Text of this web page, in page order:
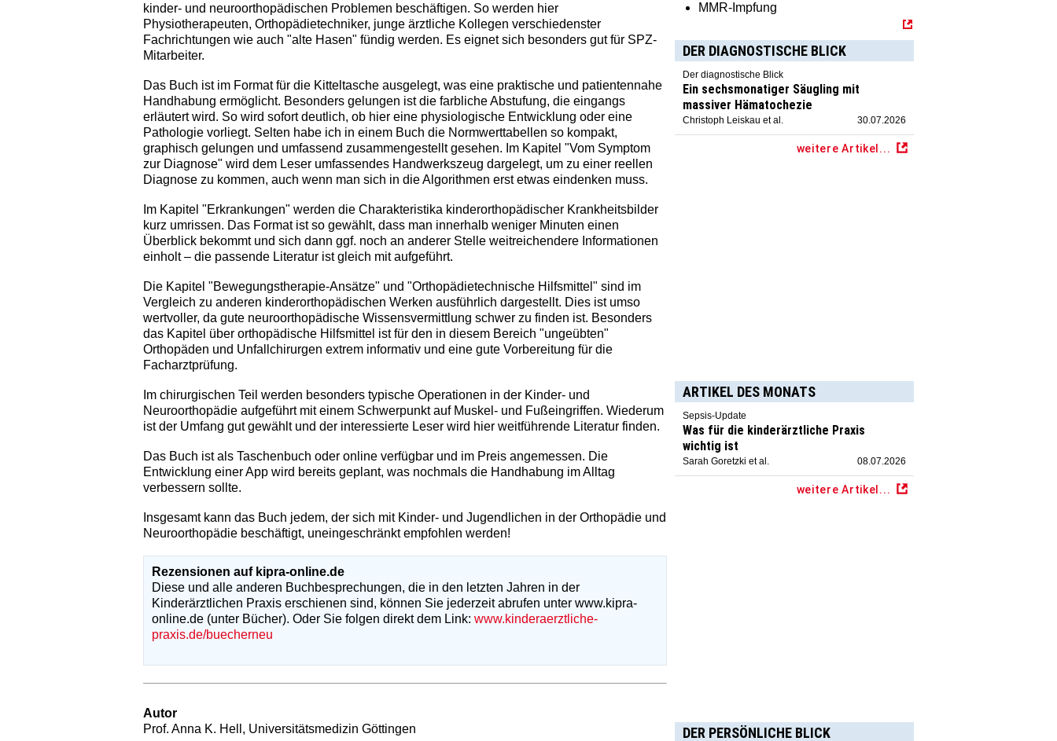
kinder- und neuroorthopädischen Problemen beschäftigen. So werden hier
Physiotherapeuten, Orthopädietechniker, junge ärztliche Kollegen verschiedenster
Fachrichtungen wie auch "alte Hasen" fündig werden. Es eignet sich besonders gut für SPZ-
Mitarbeiter.
Das Buch ist im Format für die Kitteltasche ausgelegt, was eine praktische und patientennahe
Handhabung ermöglicht. Besonders gelungen ist die farbliche Abstufung, die eingangs
erläutert wird. So wird sofort deutlich, ob hier eine physiologische Entwicklung oder eine
Pathologie vorliegt. Selten habe ich in einem Buch die Normwerttabellen so kompakt,
graphisch gelungen und umfassend zusammengestellt gesehen. Im Kapitel "Vom Symptom
zur Diagnose" wird dem Leser umfassendes Handwerkszeug dargelegt, um zu einer reellen
Diagnose zu kommen, auch wenn man sich in die Algorithmen erst etwas eindenken muss.
Im Kapitel "Erkrankungen" werden die Charakteristika kinderorthopädischer Krankheitsbilder
kurz umrissen. Das Format ist so gewählt, dass man innerhalb weniger Minuten einen
Überblick bekommt und sich dann ggf. noch an anderer Stelle weitreichendere Informationen
einholt – die passende Literatur ist gleich mit aufgeführt.
Die Kapitel "Bewegungstherapie-Ansätze" und "Orthopädietechnische Hilfsmittel" sind im
Vergleich zu anderen kinderorthopädischen Werken ausführlich dargestellt. Dies ist umso
wertvoller, da gute neuroorthopädische Wissensvermittlung schwer zu finden ist. Besonders
das Kapitel über orthopädische Hilfsmittel ist für den in diesem Bereich "ungeübten"
Orthopäden und Unfallchirurgen extrem informativ und eine gute Vorbereitung für die
Facharztprüfung.
Im chirurgischen Teil werden besonders typische Operationen in der Kinder- und
Neuroorthopädie aufgeführt mit einem Schwerpunkt auf Muskel- und Fußeingriffen. Wiederum
ist der Umfang gut gewählt und der interessierte Leser wird hier weitführende Literatur finden.
Das Buch ist als Taschenbuch oder online verfügbar und im Preis angemessen. Die
Entwicklung einer App wird bereits geplant, was nochmals die Handhabung im Alltag
verbessern sollte.
Insgesamt kann das Buch jedem, der sich mit Kinder- und Jugendlichen in der Orthopädie und
Neuroorthopädie beschäftigt, uneingeschränkt empfohlen werden!
Rezensionen auf kipra-online.de
Diese und alle anderen Buchbesprechungen, die in den letzten Jahren in der
Kinderärztlichen Praxis erschienen sind, können Sie jederzeit abrufen unter www.kipra-
online.de (unter Bücher). Oder Sie folgen direkt dem Link: www.kinderaerztliche-
praxis.de/buecherneu
Autor
Prof. Anna K. Hell, Universitätsmedizin Göttingen
MMR-Impfung
DER DIAGNOSTISCHE BLICK
Der diagnostische Blick
Ein sechsmonatiger Säugling mit
massiver Hämatochezie
Christoph Leiskau et al. 30.07.2026
weitere Artikel...
ARTIKEL DES MONATS
Sepsis-Update
Was für die kinderärztliche Praxis
wichtig ist
Sarah Goretzki et al. 08.07.2026
weitere Artikel...
DER PERSÖNLICHE BLICK